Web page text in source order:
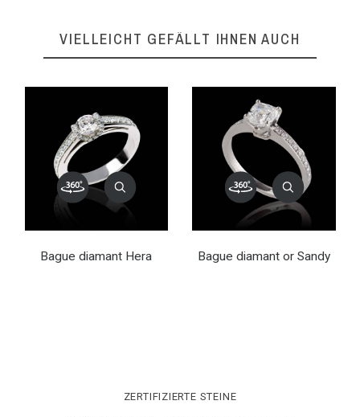
VIELLEICHT GEFÄLLT IHNEN AUCH
Bague diamant Hera Bague diamant or Sandy
ZERTIFIZIERTE STEINE